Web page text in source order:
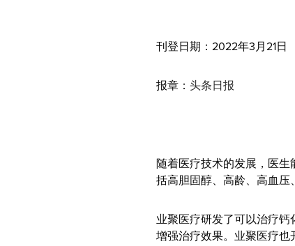
刊登日期：2022年3月21日
报章： 头条日报
随着医疗技术的发展，医
括高胆固醇、高龄、高血
业聚医疗研发了可以治疗
增强治疗效果。业聚医疗